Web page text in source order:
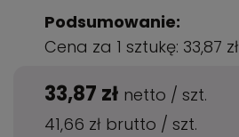
Podsumowanie:
Cena za 1 sztukę: 33,87 zł
33,87 zł netto / szt.
41,66 zł brutto / szt.